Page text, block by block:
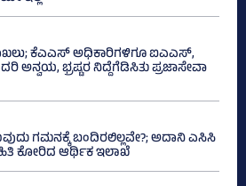
ಕೆಎಎಸ್ ಅಧಿಕಾರಿಗಳಿಗೂ ಐಎಎಸ್‌,
ಭ್ರಷ್ಟರ ನಿದ್ದೆಗೆಡಿಸಿತು ಪ್ರಜಾಸೇವಾ
ಗಮನಕ್ಕೆ ಬಂದಿರಲಿಲ್ಲವೇ?; ಅದಾನಿ ಎಸಿಸಿ
ಕೋರಿದ ಆರ್ಥಿಕ ಇಲಾಖೆ